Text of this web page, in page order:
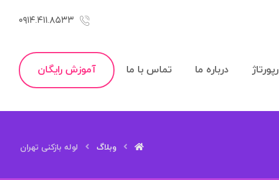
۰۹۱۴.۴۱۱.۸۵۳۳
آموزش رایگان رپورتاژ درباره ما تماس با ما
وبلاگ لوله بازکنی تهران